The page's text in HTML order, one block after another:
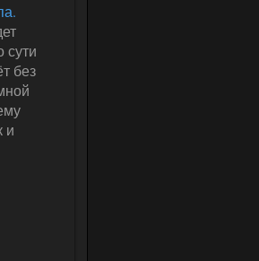
сути
без
и